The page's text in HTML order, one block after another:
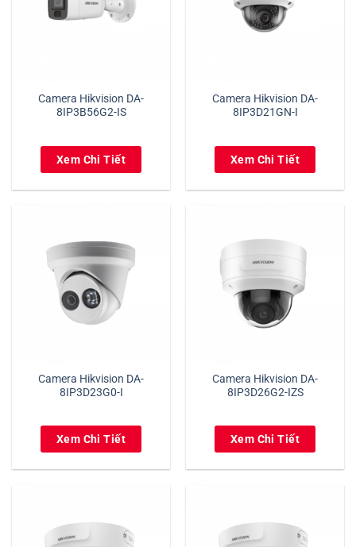
Camera Hikvision DA-
8IP3B56G2-IS
Xem Chi Tiết
Camera Hikvision DA-
8IP3D21GN-I
Xem Chi Tiết
Camera Hikvision DA-
8IP3D23G0-I
Xem Chi Tiết
Camera Hikvision DA-
8IP3D26G2-IZS
Xem Chi Tiết